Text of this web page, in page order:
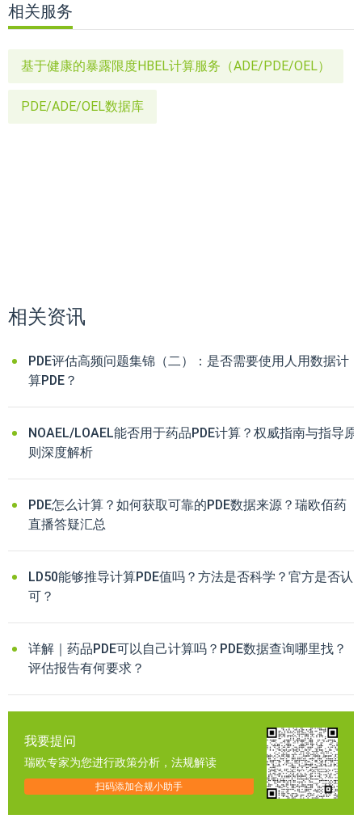
相关服务
基于健康的暴露限度HBEL计算服务（ADE/PDE/OEL）
PDE/ADE/OEL数据库
相关资讯
PDE评估高频问题集锦（二）：是否需要使用人用数据计
算PDE？
NOAEL/LOAEL能否用于药品PDE计算？权威指南与指导原
则深度解析
PDE怎么计算？如何获取可靠的PDE数据来源？瑞欧佰药
直播答疑汇总
LD50能够推导计算PDE值吗？方法是否科学？官方是否认
可？
详解｜药品PDE可以自己计算吗？PDE数据查询哪里找？
评估报告有何要求？
我要提问
瑞欧专家为您进行政策分析，法规解读
扫码添加合规小助手